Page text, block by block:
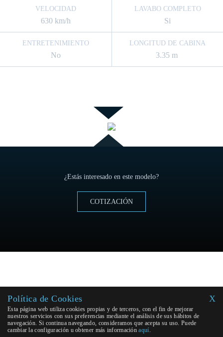
VELOCIDAD
630 km/h
LAVABO COMPLETO
Si
ENTRETENIMIENTO
No
LONGITUD DE CABINA
3.35 m
¿Estás interesado en este modelo?
COTIZACIÓN
X
Política de Cookies
Esta página web utiliza cookies propias y de terceros, con el fin de mejorar
nuestros servicios con sus preferencias mediante el análisis de sus hábitos de
navegación. Si continua navegando, consideramos que acepta su uso. Puede
cambiar la configuración u obtener más informaciónaquí.